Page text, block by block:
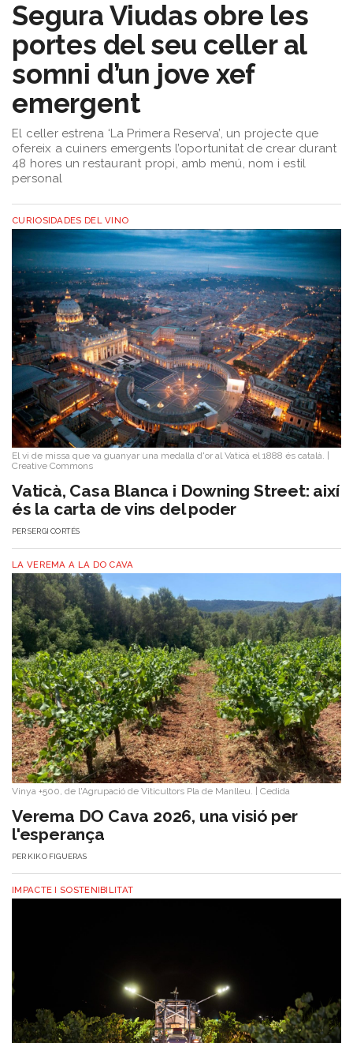
Segura Viudas obre les
portes del seu celler al
somni d’un jove xef
emergent
El celler estrena ‘La Primera Reserva’, un projecte que
ofereix a cuiners emergents l’oportunitat de crear durant
48 hores un restaurant propi, amb menú, nom i estil
personal
CURIOSIDADES DEL VINO
El vi de missa que va guanyar una medalla d'or al Vaticà el 1888 és català.
Creative Commons
Vaticà, Casa Blanca i Downing Street: així
és la carta de vins del poder
PERSERGI CORTÉS
LA VEREMA A LA DO CAVA
Vinya +500, de l'Agrupació de Viticultors Pla de Manlleu. Cedida
Verema DO Cava 2026, una visió per
l'esperança
PER KIKO FIGUERAS
IMPACTE I SOSTENIBILITAT